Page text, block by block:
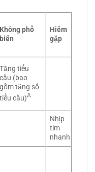
Không phổ
biến
Hiếm
gặp
Tăng tiểu
cầu (bao
gồm tăng số
tiểu cầu)A
Nhịp
tim
nhanh